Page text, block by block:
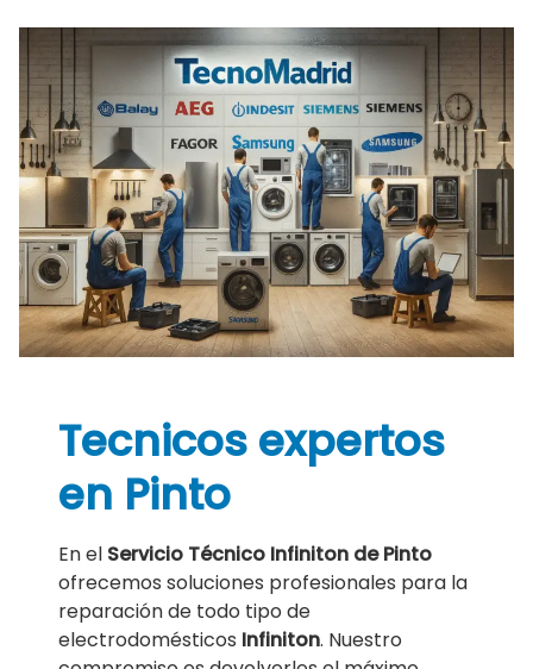
Tecnicos expertos
en Pinto
En el Servicio Técnico Infiniton de Pinto
ofrecemos soluciones profesionales para la
reparación de todo tipo de
electrodomésticos Infiniton. Nuestro